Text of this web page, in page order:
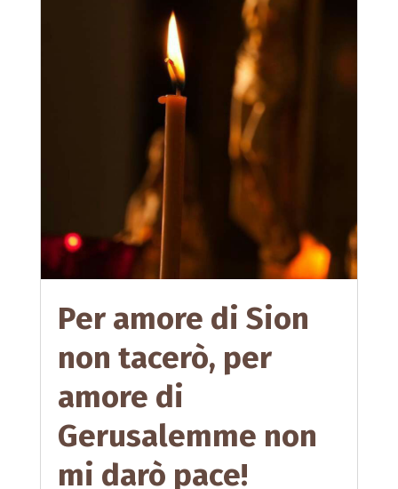
Per amore di Sion
non tacerò, per
amore di
Gerusalemme non
mi darò pace!